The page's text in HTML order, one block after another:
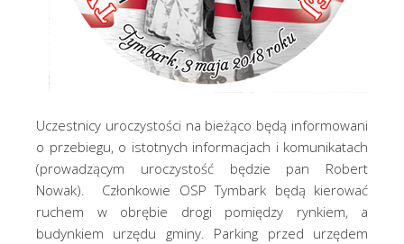
Uczestnicy uroczystości na bieżąco będą informowani
o przebiegu, o istotnych informacjach i komunikatach
(prowadzącym uroczystość będzie pan Robert
Nowak). Członkowie OSP Tymbark będą kierować
ruchem w obrębie drogi pomiędzy rynkiem, a
budynkiem urzędu gminy. Parking przed urzędem